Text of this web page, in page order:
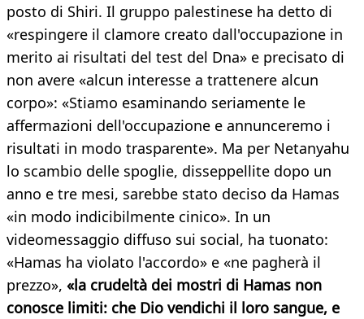
posto di Shiri. Il gruppo palestinese ha detto di
«respingere il clamore creato dall'occupazione in
merito ai risultati del test del Dna» e precisato di
non avere «alcun interesse a trattenere alcun
corpo»: «Stiamo esaminando seriamente le
affermazioni dell'occupazione e annunceremo i
risultati in modo trasparente». Ma per Netanyahu
lo scambio delle spoglie, disseppellite dopo un
anno e tre mesi, sarebbe stato deciso da Hamas
«in modo indicibilmente cinico». In un
videomessaggio diffuso sui social, ha tuonato:
«Hamas ha violato l'accordo» e «ne pagherà il
prezzo», «la crudeltà dei mostri di Hamas non
conosce limiti: che Dio vendichi il loro sangue, e